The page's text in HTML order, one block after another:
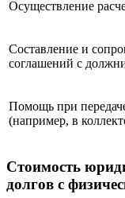
Осуществление
Составление и
соглашений с
Помощь при
(например, в
Стоимость
долгов с